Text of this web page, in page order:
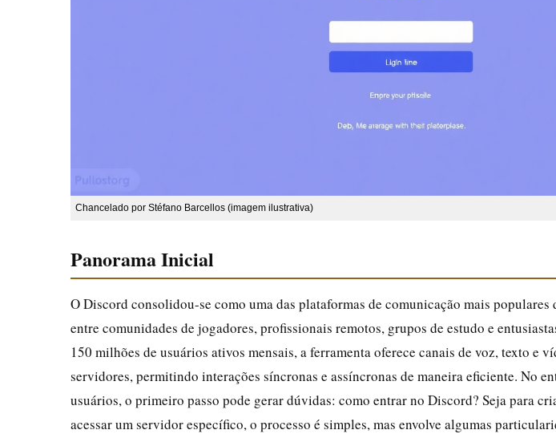
Chancelado por Stéfano Barcellos (imagem ilustrativa)
Panorama Inicial
O Discord consolidou-se como uma das plataformas de comunicação mais populares
entre comunidades de jogadores, profissionais remotos, grupos de estudo e
150 milhões de usuários ativos mensais, a ferramenta oferece canais de voz, texto e
servidores, permitindo interações síncronas e assíncronas de maneira eficiente. No
usuários, o primeiro passo pode gerar dúvidas: como entrar no Discord? Seja para
acessar um servidor específico, o processo é simples, mas envolve algumas